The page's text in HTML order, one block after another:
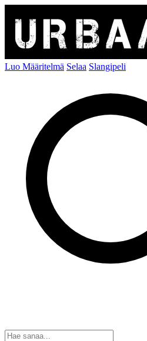
Luo Määritelmä Selaa Slangipeli